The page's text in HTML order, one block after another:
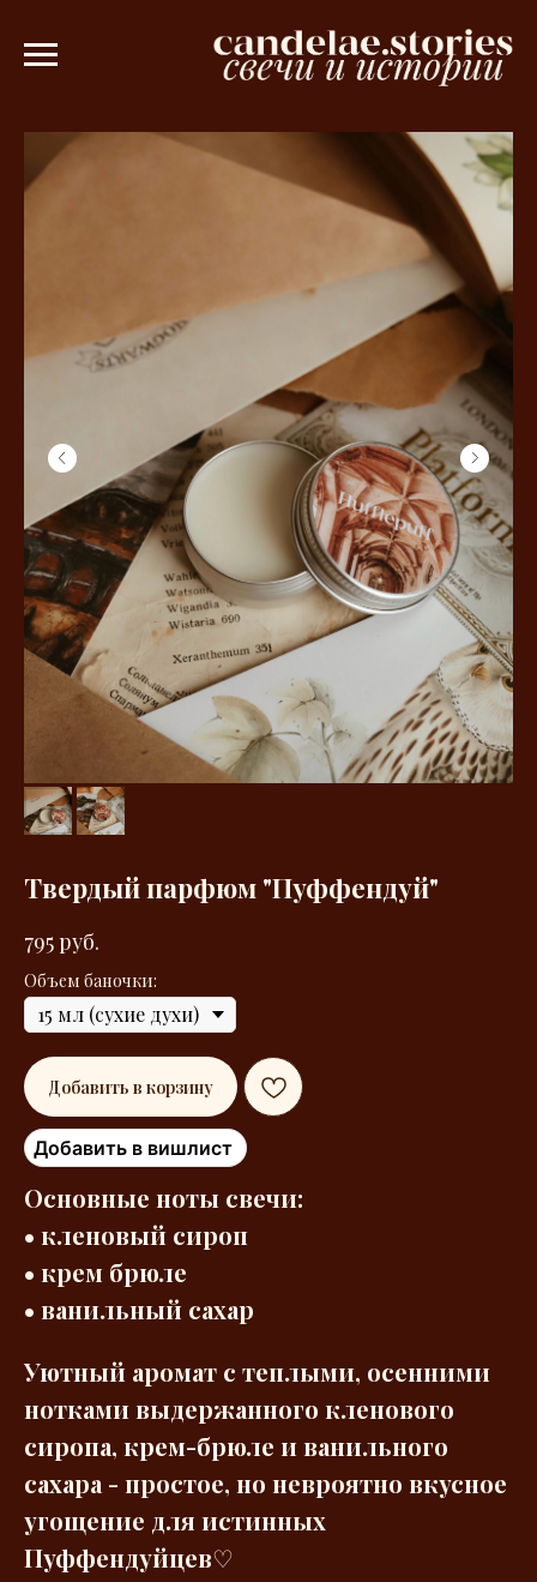
💫 Ароматическое саше в
Твердый парфюм "Пуффендуй"
795руб.
Объем баночки:
Добавить в корзину
Добавить в вишлист
Основные ноты свечи:
• кленовый сироп
• крем брюле
• ванильный сахар
Уютный аромат с теплыми, осенними
нотками выдержанного кленового
сиропа, крем-брюле и ванильного
сахара - простое, но невроятно вкусное
угощение для истинных
Пуффендуйцев♡